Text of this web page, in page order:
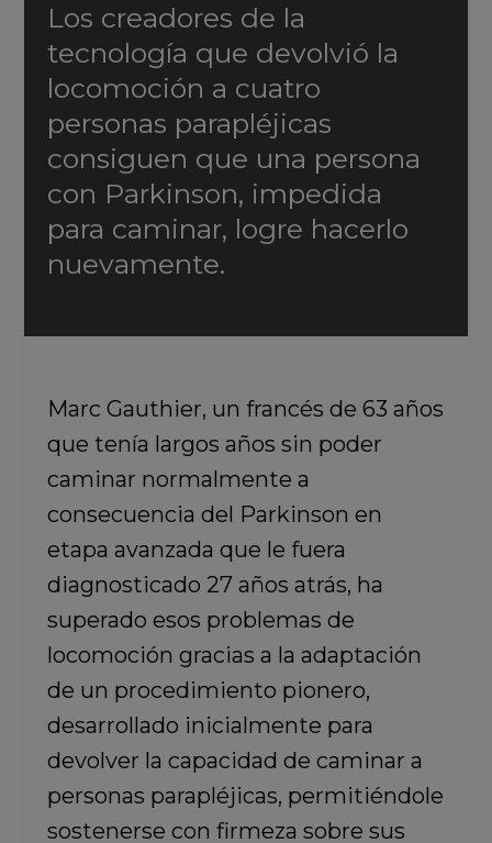
Los creadores de la
tecnología que devolvió la
locomoción a cuatro
personas parapléjicas
consiguen que una persona
con Parkinson, impedida
para caminar, logre hacerlo
nuevamente.
Marc Gauthier, un francés de 63 años
que tenía largos años sin poder
caminar normalmente a
consecuencia del Parkinson en
etapa avanzada que le fuera
diagnosticado 27 años atrás, ha
superado esos problemas de
locomoción gracias a la adaptación
de un procedimiento pionero,
desarrollado inicialmente para
devolver la capacidad de caminar a
personas parapléjicas, permitiéndole
sostenerse con firmeza sobre sus